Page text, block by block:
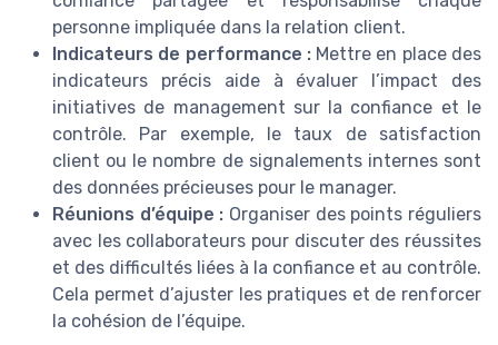
personne impliquée dans la relation client.
Indicateurs de performance :Mettre en place des
indicateurs précis aide à évaluer l’impact des
initiatives de management sur la confiance et le
contrôle. Par exemple, le taux de satisfaction
client ou le nombre de signalements internes sont
des données précieuses pour le manager.
Réunions d’équipe : Organiser des points réguliers
avec les collaborateurs pour discuter des réussites
et des difficultés liées à la confiance et au contrôle.
Cela permet d’ajuster les pratiques et de renforcer
la cohésion de l’équipe.